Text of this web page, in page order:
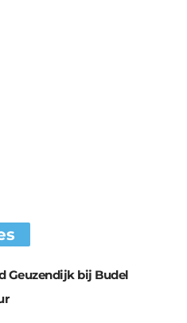
Geuzendijk bij Budel